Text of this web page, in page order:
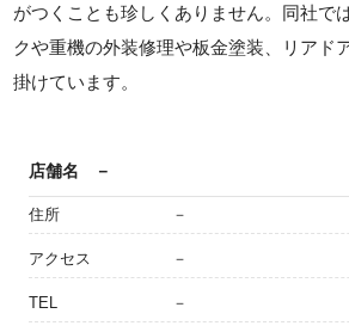
がつくことも珍しくありません。同社で
クや重機の外装修理や板金塗装、リアド
掛けています。
店舗名 －
住所 －
アクセス －
TEL －